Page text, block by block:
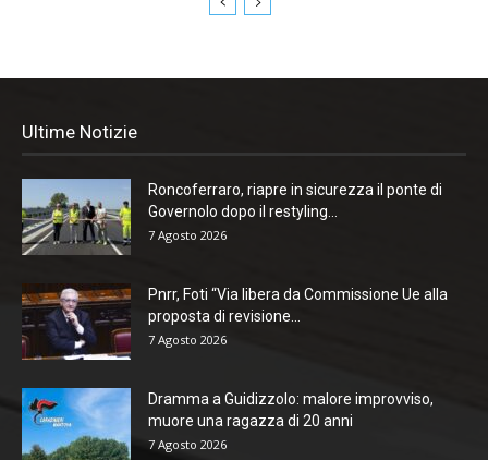
Ultime Notizie
Roncoferraro, riapre in sicurezza il ponte di
Governolo dopo il restyling...
7 Agosto 2026
Pnrr, Foti “Via libera da Commissione Ue alla
proposta di revisione...
7 Agosto 2026
Dramma a Guidizzolo: malore improvviso,
muore una ragazza di 20 anni
7 Agosto 2026